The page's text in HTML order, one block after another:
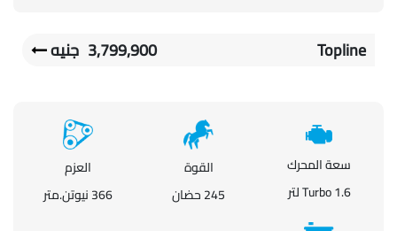
Topline
3,799,900 جنيه
سعة المحرك
1.6 Turbo لتر
القوة
245 حضان
العزم
366 نيوتن.متر